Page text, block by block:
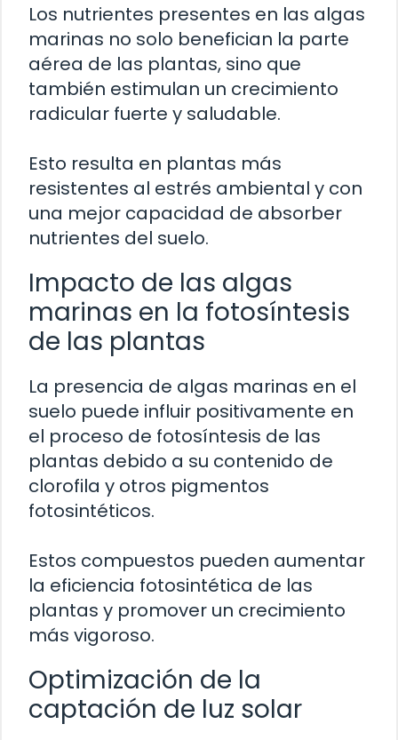
Los nutrientes presentes en las algas
marinas no solo benefician la parte
aérea de las plantas, sino que
también estimulan un crecimiento
radicular fuerte y saludable.
Esto resulta en plantas más
resistentes al estrés ambiental y con
una mejor capacidad de absorber
nutrientes del suelo.
Impacto de las algas
marinas en la fotosíntesis
de las plantas
La presencia de algas marinas en el
suelo puede influir positivamente en
el proceso de fotosíntesis de las
plantas debido a su contenido de
clorofila y otros pigmentos
fotosintéticos.
Estos compuestos pueden aumentar
la eficiencia fotosintética de las
plantas y promover un crecimiento
más vigoroso.
Optimización de la
captación de luz solar